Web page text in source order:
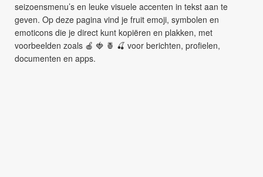
seizoensmenu’s en leuke visuele accenten in tekst aan te
geven. Op deze pagina vind je fruit emoji, symbolen en
emoticons die je direct kunt kopiëren en plakken, met
voorbeelden zoals 🍎 🍓 🍍 🍒 voor berichten, profielen,
documenten en apps.